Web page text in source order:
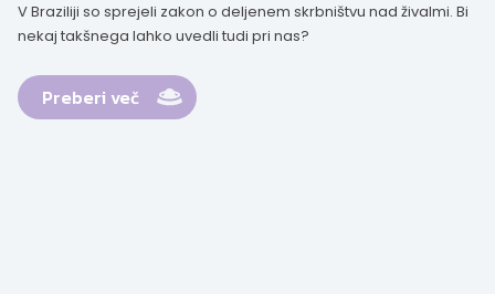
V Braziliji so sprejeli zakon o deljenem skrbništvu nad živalmi. Bi
nekaj takšnega lahko uvedli tudi pri nas?
Preberi več